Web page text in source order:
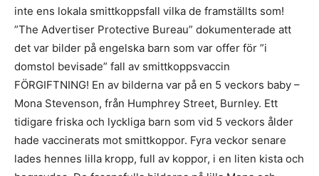
inte ens lokala smittkoppsfall vilka de framställts som!
”The Advertiser Protective Bureau” dokumenterade att
det var bilder på engelska barn som var offer för ”i
domstol bevisade” fall av smittkoppsvaccin
FÖRGIFTNING! En av bilderna var på en 5 veckors baby –
Mona Stevenson, från Humphrey Street, Burnley. Ett
tidigare friska och lyckliga barn som vid 5 veckors ålder
hade vaccinerats mot smittkoppor. Fyra veckor senare
lades hennes lilla kropp, full av koppor, i en liten kista och